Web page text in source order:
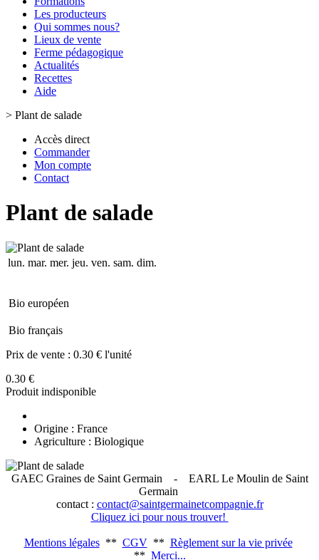
Les producteurs
Qui sommes nous?
Lieux de vente
Ferme pédagogique
Actualités
Recettes
Aide
> Plant de salade
Accès direct
Commander
Mon compte
Contact
Plant de salade
lun. mar. mer. jeu. ven. sam. dim.
Bio européen
Bio français
Prix de vente : 0.30 € l'unité
0.30 €
Produit indisponible
Origine : France
Agriculture : Biologique
GAEC Graines de Saint Germain
- EARL Le Moulin de Saint
Germain
contact : contact@saintgermainetcompagnie.fr
Cliquez ici pour nous trouver!
Mentions légales** CGV** Règlement sur la vie privée
** Merci...